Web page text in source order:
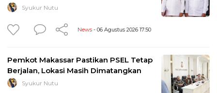
Syukur Nutu
News - 06 Agustus 2026 17:50
Pemkot Makassar Pastikan PSEL Tetap
Berjalan, Lokasi Masih Dimatangkan
Syukur Nutu